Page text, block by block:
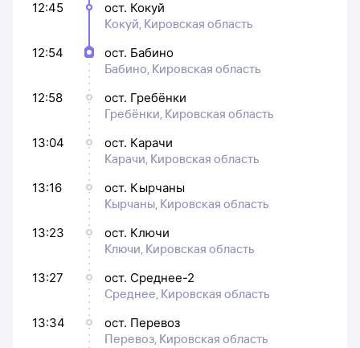
12:45
ост. Кокуй
Кокуй, Кировская область
12:54
ост. Бабино
Бабино, Кировская область
12:58
ост. Гребёнки
Гребёнки, Кировская область
13:04
ост. Карачи
Карачи, Кировская область
13:16
ост. Кырчаны
Кырчаны, Кировская область
13:23
ост. Ключи
Ключи, Кировская область
13:27
ост. Среднее-2
Среднее, Кировская область
13:34
ост. Перевоз
Перевоз, Кировская область